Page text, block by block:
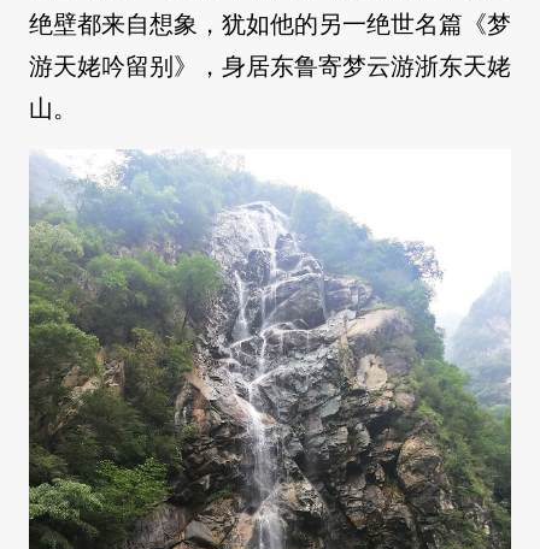
绝壁都来自想象，犹如他的另一绝世名篇《梦
游天姥吟留别》，身居东鲁寄梦云游浙东天姥
山。